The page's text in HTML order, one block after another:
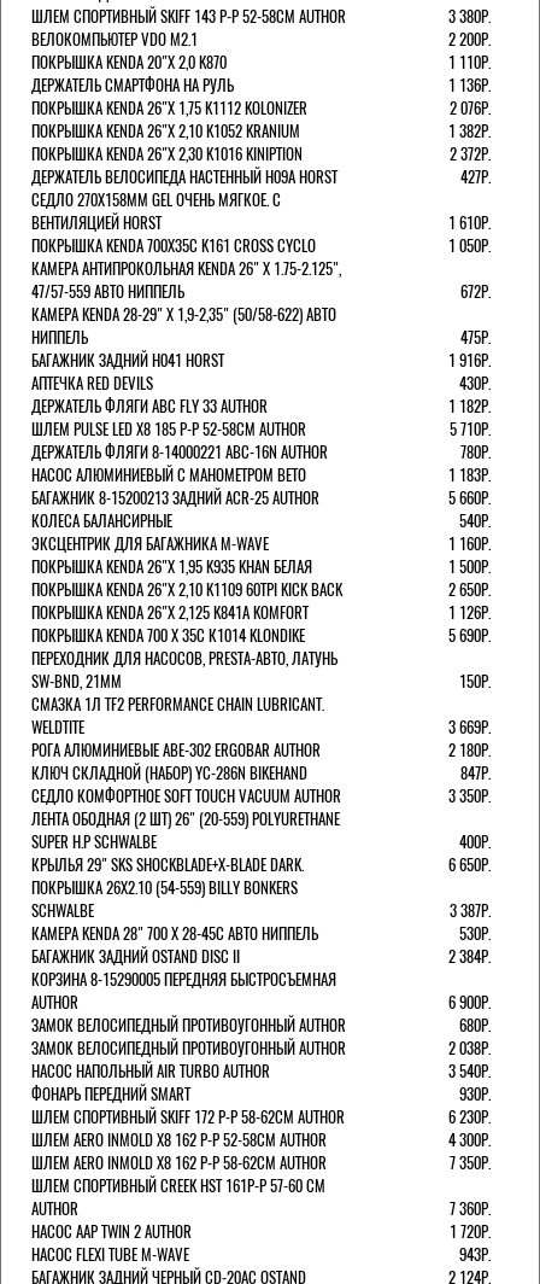
ШЛЕМ СПОРТИВНЫЙ SKIFF 143 Р-Р 52-58СМ AUTHOR
3 380Р.
ВЕЛОКОМПЬЮТЕР VDO M2.1
2 200Р.
ПОКРЫШКА KENDA 20"Х 2,0 K870
1 110Р.
ДЕРЖАТЕЛЬ СМАРТФОНА НА РУЛЬ
1 136Р.
ПОКРЫШКА KENDA 26"Х 1,75 K1112 KOLONIZER
2 076Р.
ПОКРЫШКА KENDA 26"Х 2,10 K1052 KRANIUM
1 382Р.
ПОКРЫШКА KENDA 26"Х 2,30 K1016 KINIPTION
2 372Р.
ДЕРЖАТЕЛЬ ВЕЛОСИПЕДА НАСТЕННЫЙ H09A HORST
427Р.
СЕДЛО 270Х158ММ GEL ОЧЕНЬ МЯГКОЕ. С
ВЕНТИЛЯЦИЕЙ HORST
1 610Р.
ПОКРЫШКА KENDA 700Х35С K161 CROSS CYCLO
1 050Р.
КАМЕРА АНТИПРОКОЛЬНАЯ KENDA 26" Х 1.75-2.125",
47/57-559 АВТО НИППЕЛЬ
672Р.
КАМЕРА KENDA 28-29" Х 1,9-2,35" (50/58-622) АВТО
НИППЕЛЬ
475Р.
БАГАЖНИК ЗАДНИЙ H041 HORST
1 916Р.
АПТЕЧКА RED DEVILS
430Р.
ДЕРЖАТЕЛЬ ФЛЯГИ АВС FLY 33 AUTHOR
1 182Р.
ШЛЕМ PULSE LED X8 185 Р-Р 52-58СМ AUTHOR
5 710Р.
ДЕРЖАТЕЛЬ ФЛЯГИ 8-14000221 ABC-16N AUTHOR
780Р.
НАСОС АЛЮМИНИЕВЫЙ С МАНОМЕТРОМ BETO
1 183Р.
БАГАЖНИК 8-15200213 ЗАДНИЙ ACR-25 AUTHOR
5 660Р.
КОЛЕСА БАЛАНСИРНЫЕ
540Р.
ЭКСЦЕНТРИК ДЛЯ БАГАЖНИКА M-WAVE
1 160Р.
ПОКРЫШКА KENDA 26"Х 1,95 K935 KHAN БЕЛАЯ
1 500Р.
ПОКРЫШКА KENDA 26"Х 2,10 K1109 60TPI KICK BACK
2 650Р.
ПОКРЫШКА KENDA 26"Х 2,125 K841A KOMFORT
1 126Р.
ПОКРЫШКА KENDA 700 Х 35С К1014 KLONDIKE
5 690Р.
ПЕРЕХОДНИК ДЛЯ НАСОСОВ, PRESTA-АВТО, ЛАТУНЬ
SW-BND, 21ММ
150Р.
СМАЗКА 1Л TF2 PERFORMANCE CHAIN LUBRICANT.
WELDTITE
3 669Р.
РОГА АЛЮМИНИЕВЫЕ ABE-302 ERGOBAR AUTHOR
2 180Р.
КЛЮЧ СКЛАДНОЙ (НАБОР) YC-286N BIKEHAND
847Р.
СЕДЛО КОМФОРТНОЕ SOFT TOUCH VACUUM AUTHOR
3 350Р.
ЛЕНТА ОБОДНАЯ (2 ШТ) 26" (20-559) POLYURETHANE
SUPER H.P SCHWALBE
400Р.
КРЫЛЬЯ 29" SKS SHOCKBLADE+X-BLADE DARK.
6 650Р.
ПОКРЫШКА 26X2.10 (54-559) BILLY BONKERS
SCHWALBE
3 387Р.
КАМЕРА KENDA 28" 700 Х 28-45С АВТО НИППЕЛЬ
530Р.
БАГАЖНИК ЗАДНИЙ OSTAND DISC II
2 384Р.
КОРЗИНА 8-15290005 ПЕРЕДНЯЯ БЫСТРОСЪЕМНАЯ
AUTHOR
6 900Р.
ЗАМОК ВЕЛОСИПЕДНЫЙ ПРОТИВОУГОННЫЙ AUTHOR
680Р.
ЗАМОК ВЕЛОСИПЕДНЫЙ ПРОТИВОУГОННЫЙ AUTHOR
2 038Р.
НАСОС НАПОЛЬНЫЙ AIR TURBO AUTHOR
3 540Р.
ФОНАРЬ ПЕРЕДНИЙ SMART
930Р.
ШЛЕМ СПОРТИВНЫЙ SKIFF 172 Р-Р 58-62СМ AUTHOR
6 230Р.
ШЛЕМ AERO INMOLD X8 162 Р-Р 52-58СМ AUTHOR
4 300Р.
ШЛЕМ AERO INMOLD X8 162 Р-Р 58-62СМ AUTHOR
7 350Р.
ШЛЕМ СПОРТИВНЫЙ CREEK HST 161Р-Р 57-60 СМ
AUTHOR
7 360Р.
НАСОС AAP TWIN 2 AUTHOR
1 720Р.
НАСОС FLEXI TUBE M-WAVE
943Р.
БАГАЖНИК ЗАДНИЙ ЧЕРНЫЙ СD-20AC OSTAND
2 124Р.